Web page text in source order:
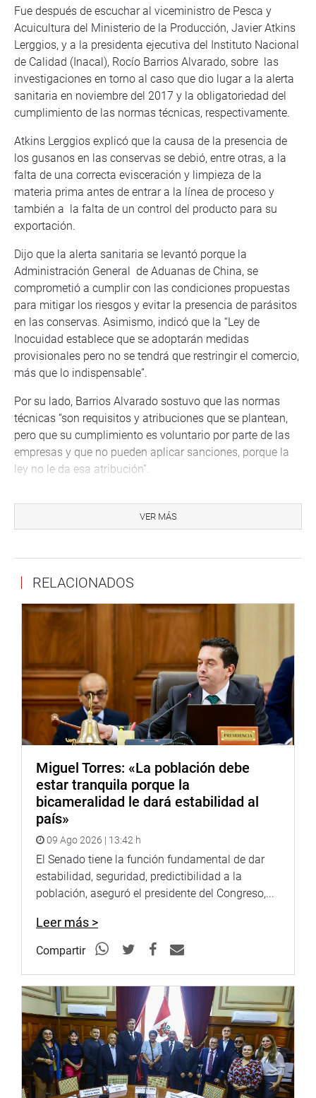
Fue después de escuchar al viceministro de Pesca y
Acuicultura del Ministerio de la Producción, Javier Atkins
Lerggios, y a la presidenta ejecutiva del Instituto Nacional
de Calidad (Inacal), Rocío Barrios Alvarado, sobre las
investigaciones en torno al caso que dio lugar a la alerta
sanitaria en noviembre del 2017 y la obligatoriedad del
cumplimiento de las normas técnicas, respectivamente.
Atkins Lerggios explicó que la causa de la presencia de
los gusanos en las conservas se debió, entre otras, a la
falta de una correcta evisceración y limpieza de la
materia prima antes de entrar a la línea de proceso y
también a la falta de un control del producto para su
exportación.
Dijo que la alerta sanitaria se levantó porque la
Administración General de Aduanas de China, se
comprometió a cumplir con las condiciones propuestas
para mitigar los riesgos y evitar la presencia de parásitos
en las conservas. Asimismo, indicó que la “Ley de
Inocuidad establece que se adoptarán medidas
provisionales pero no se tendrá que restringir el comercio,
más que lo indispensable”.
Por su lado, Barrios Alvarado sostuvo que las normas
técnicas “son requisitos y atribuciones que se plantean,
pero que su cumplimiento es voluntario por parte de las
empresas y que no pueden aplicar sanciones, porque la
ley no le da esa atribución”.
impostergables sobre los que tendrán que trabajar.
Entretanto, dijo que se ahondará en las investigaciones
Igual malestar y sorpresa expresaron los otros miembros
del grupo de trabajo parlamentario, entre ellos los
congresistas Freddy Sarmiento (FP), Pedro Olaechea (NA),
Juan Carlos Gonzales (FP), Gladys Andrade (FP) y
PRENSA CONGRESO 04-09-18
Puede encontrar más información en nuestra página web
y redes sociales.
Heraldo:goo.gl/Ty5Tto
Portal: http://www.congreso.gob.pe/
Facebook:https://goo.gl/s5t7XN
Twitter:
YouTube: https://goo.gl/VBXBNk
Radio:goo.gl/hMwTg1
fotografia.congreso.gob.pe
VER MÁS
RELACIONADOS
Miguel Torres: «La población debe
estar tranquila porque la
bicameralidad le dará estabilidad al
país»
09 Ago 2026 | 13:42 h
El Senado tiene la función fundamental de dar
estabilidad, seguridad, predictibilidad a la
población, aseguró el presidente del Congreso,...
Leer más >
Compartir